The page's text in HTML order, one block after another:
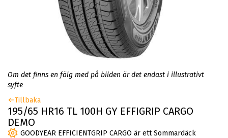
Om det finns en fälg med på bilden är det endast i illustrativt
syfte
Tillbaka
195/65 HR16 TL 100H GY EFFIGRIP CARGO
DEMO
GOODYEAR EFFICIENTGRIP CARGO är ett Sommardäck